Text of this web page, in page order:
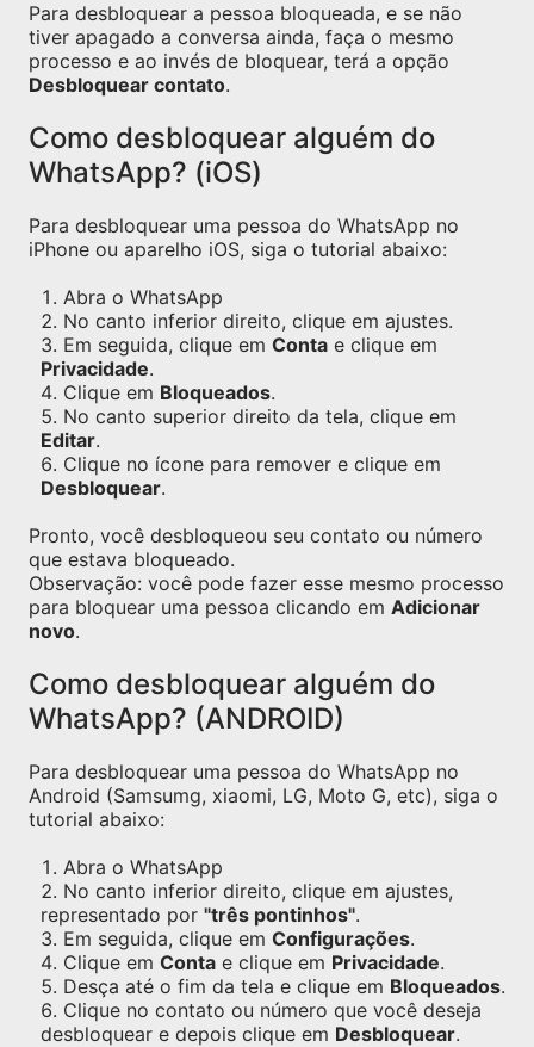
Para desbloquear a pessoa bloqueada, e se não
tiver apagado a conversa ainda, faça o mesmo
processo e ao invés de bloquear, terá a opção
Desbloquear contato.
Como desbloquear alguém do
WhatsApp? (iOS)
Para desbloquear uma pessoa do WhatsApp no
iPhone ou aparelho iOS, siga o tutorial abaixo:
Abra o WhatsApp
No canto inferior direito, clique em ajustes.
Em seguida, clique em Conta e clique em
Privacidade.
Clique em Bloqueados.
No canto superior direito da tela, clique em
Editar.
Clique no ícone para remover e clique em
Desbloquear.
Pronto, você desbloqueou seu contato ou número
que estava bloqueado.
Observação: você pode fazer esse mesmo processo
para bloquear uma pessoa clicando em Adicionar
novo.
Como desbloquear alguém do
WhatsApp? (ANDROID)
Para desbloquear uma pessoa do WhatsApp no
Android (Samsumg, xiaomi, LG, Moto G, etc), siga o
tutorial abaixo:
Abra o WhatsApp
No canto inferior direito, clique em ajustes,
representado por "três pontinhos".
Em seguida, clique em Configurações.
Clique em Conta e clique em Privacidade.
Desça até o fim da tela e clique em Bloqueados.
Clique no contato ou número que você deseja
desbloquear e depois clique em Desbloquear.